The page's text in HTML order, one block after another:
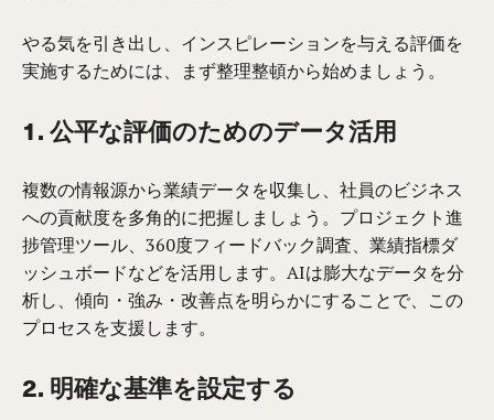
やる気を引き出し、インスピレーションを与える評価を
実施するためには、まず整理整頓から始めましょう。
1. 公平な評価のためのデータ活用
複数の情報源から業績データを収集し、社員のビジネス
への貢献度を多角的に把握しましょう。プロジェクト進
捗管理ツール、360度フィードバック調査、業績指標ダ
ッシュボードなどを活用します。AIは膨大なデータを分
析し、傾向・強み・改善点を明らかにすることで、この
プロセスを支援します。
2. 明確な基準を設定する